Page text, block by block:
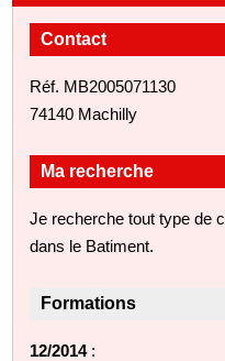
Contact
Réf. MB2005071130
74140 Machilly
Ma recherche
Je recherche tout type de
dans le Batiment.
Formations
12/2014: